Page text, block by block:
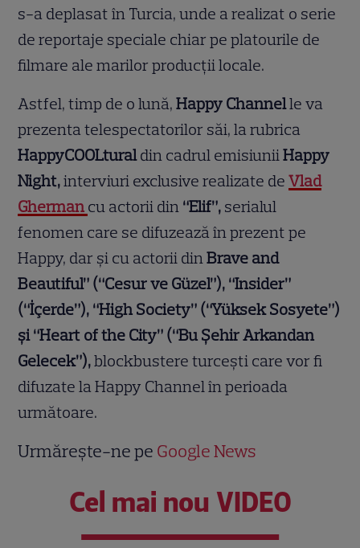
s-a deplasat în Turcia, unde a realizat o serie
de reportaje speciale chiar pe platourile de
filmare ale marilor producții locale.
Astfel, timp de o lună, Happy Channelle va
prezenta telespectatorilor săi, la rubrica
HappyCOOLturaldin cadrul emisiuniiHappy
Night,interviuri exclusive realizate deVlad
Gherman cu actorii din “Elif”, serialul
fenomen care se difuzează în prezent pe
Happy, dar și cu actorii dinBrave and
Beautiful” (“Cesur ve Güzel”), “Insider”
(“İçerde”), “High Society” (“Yüksek Sosyete”)
și “Heart of the City” (“Bu Şehir Arkandan
Gelecek”),blockbustere turcești care vor fi
difuzate la Happy Channel în perioada
următoare.
Urmărește-ne pe Google News
Cel mai nou VIDEO